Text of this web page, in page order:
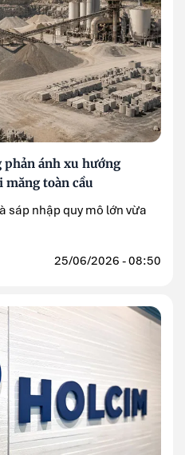
phản ánh xu hướng
măng toàn cầu
sáp nhập quy mô lớn vừa
25/06/2026 - 08:50